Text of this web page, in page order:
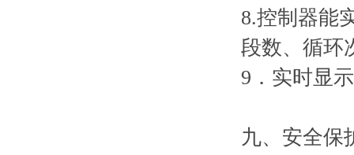
8.控制器能
段数、循环
9．实时显
九、安全保